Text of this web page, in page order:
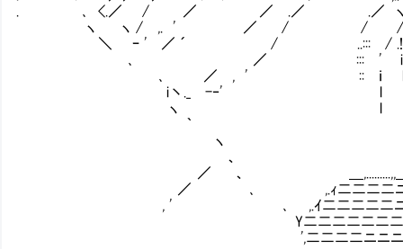
. ､ <.／ / ／ ／ .／ .／ ヽ f´￣￣￣￣
ヽ ヽ / ,. ' ／ / / /
＼ ｰ ' ／ ´ /
､ ／ ::: ' i | うん、
､ ／ , ' :: ｉ l | スイッチを押し
i丶._ -‐' l ', ヽ＿＿＿＿＿＿＿
ヽ l
｀
ヽ
、
／ 、 ＿,.........,,＿
／ ､ ,.ｨ二二二二ニニニ
, ' ､ ,.ｲ二二二二二ニニニ
Y二二二二二二二二二
',二二二二ニニニニニニ